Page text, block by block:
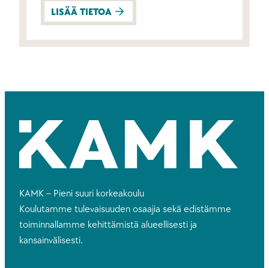
LISÄÄ TIETOA
KAMK – Pieni suuri korkeakoulu
Koulutamme tulevaisuuden osaajia sekä edistämme
toiminnallamme kehittämistä alueellisesti ja
kansainvälisesti.